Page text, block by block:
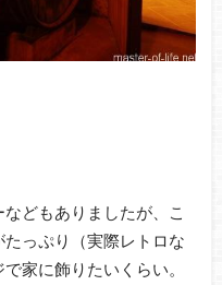
どもありましたが、こ
っぷり（実際レトロな
家に飾りたいくらい。